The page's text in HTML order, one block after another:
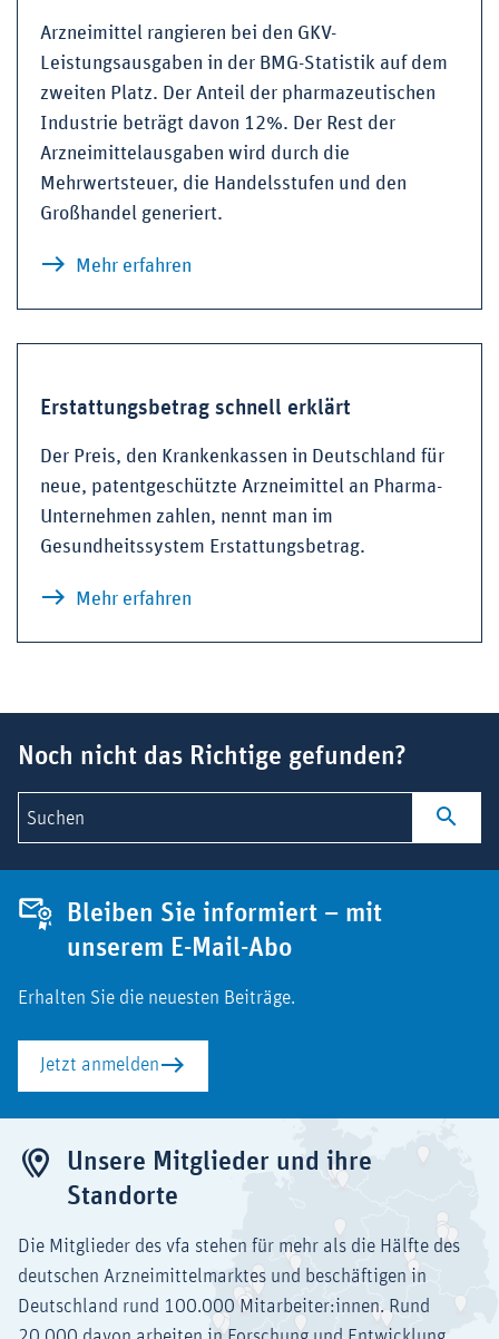
Arzneimittel rangieren bei den GKV-
Leistungsausgaben in der BMG-Statistik auf dem
zweiten Platz. Der Anteil der pharmazeutischen
Industrie beträgt davon 12%. Der Rest der
Arzneimittelausgaben wird durch die
Mehrwertsteuer, die Handelsstufen und den
Großhandel generiert.
Mehr erfahren
Erstattungsbetrag schnell erklärt
Der Preis, den Krankenkassen in Deutschland für
neue, patentgeschützte Arzneimittel an Pharma-
Unternehmen zahlen, nennt man im
Gesundheitssystem Erstattungsbetrag.
Mehr erfahren
Noch nicht das Richtige gefunden?
Suchen
Bleiben Sie informiert – mit
unserem E-Mail-Abo
Erhalten Sie die neuesten Beiträge.
Jetzt anmelden
Unsere Mitglieder und ihre
Standorte
Die Mitglieder des vfa stehen für mehr als die Hälfte des
deutschen Arzneimittelmarktes und beschäftigen in
Deutschland rund 100.000 Mitarbeiter:innen. Rund